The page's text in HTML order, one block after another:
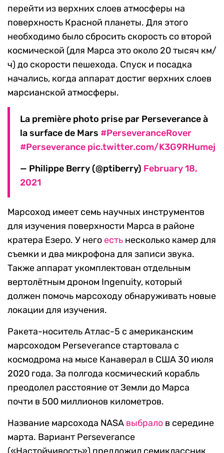
перейти из верхних слоев атмосферы на
поверхность Красной планеты. Для этого
необходимо было сбросить скорость со второй
космической (для Марса это около 20 тысяч км/
ч) до скорости пешехода. Спуск и посадка
начались, когда аппарат достиг верхних слоев
марсианской атмосферы.
La première photo prise par Perseverance à
la surface de Mars #PerseveranceRover
#Perseverance pic.twitter.com/K3G9RHumej
— Philippe Berry (@ptiberry) February 18,
2021
Марсоход имеет семь научных инструментов
для изучения поверхности Марса в районе
кратера Езеро. У него есть несколько камер для
съемки и два микрофона для записи звука.
Также аппарат укомплектован отдельным
вертолётным дроном Ingenuity, который
должен помочь марсоходу обнаруживать новые
локации для изучения.
Ракета-носитель Атлас-5 с американским
марсоходом Perseverance стартовала с
космодрома на мысе Канаверал в США 30 июля
2020 года. За полгода космический корабль
преодолел расстояние от Земли до Марса
почти в 500 миллионов километров.
Название марсохода NASA выбрало в середине
марта. Вариант Perseverance